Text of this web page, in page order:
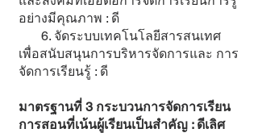
อย่างมีคุณภาพ : ดี
6. จัดระบบเทคโนโลยีสารสนเทศ
เพื่อสนับสนุนการบริหารจัดการและ การ
จัดการเรียนรู้ : ดี
มาตรฐานที่ 3 กระบวนการจัดการเรียน
การสอนที่เน้นผู้เรียนเป็นสำคัญ : ดีเลิศ